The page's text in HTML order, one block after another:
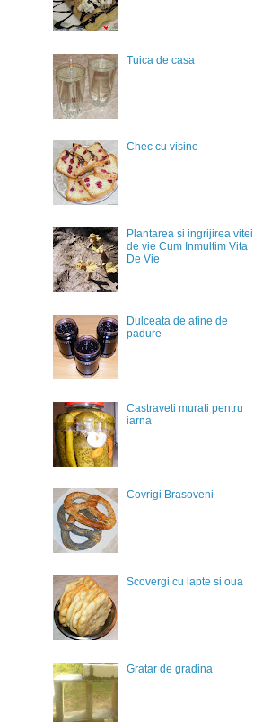
Tuica de casa
Chec cu visine
Plantarea si ingrijirea vitei
de vie Cum Inmultim Vita
De Vie
Dulceata de afine de
padure
Castraveti murati pentru
iarna
Covrigi Brasoveni
Scovergi cu lapte si oua
Gratar de gradina